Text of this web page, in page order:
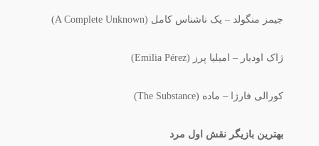
جیمز منگولد – یک ناشناس کامل (A Complete Unknown)
ژاک اودیار – امیلیا پرز (Emilia Pérez)
کورالی فارژا – ماده (The Substance)
بهترین بازیگر نقش اول مرد